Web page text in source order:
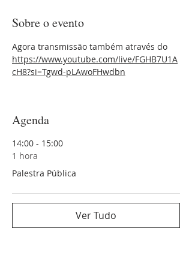
Sobre o evento
Agora transmissão também através do
https://www.youtube.com/live/FGHB7U1A
cH8?si=Tgwd-pLAwoFHwdbn
Agenda
14:00 - 15:00
1 hora
Palestra Pública
Ver Tudo